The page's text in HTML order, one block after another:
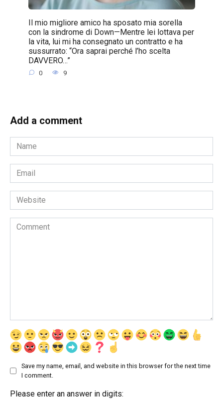
Il mio migliore amico ha sposato mia sorella
con la sindrome di Down—Mentre lei lottava per
la vita, lui mi ha consegnato un contratto e ha
sussurrato: “Ora saprai perché l’ho scelta
DAVVERO…”
0 9
Add a comment
Name
*
Email
*
Website
Comment
Save my name, email, and website in this browser for the next time
I comment.
Please enter an answer in digits: